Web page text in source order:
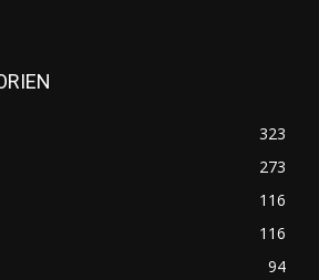
323
273
116
116
94